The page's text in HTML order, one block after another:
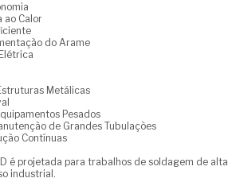
ao Calor
do Arame
Metálicas
Pesados
de Grandes Tubulações
Contínuas
é projetada para trabalhos de soldagem de alta
industrial.